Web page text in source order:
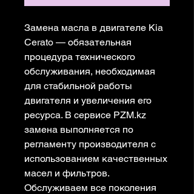
Замена масла в двигателе Kia
Cerato — обязательная
процедура технического
обслуживания, необходимая
для стабильной работы
двигателя и увеличения его
ресурса. В сервисе PZM.kz
замена выполняется по
регламенту производителя с
использованием качественных
масел и фильтров.
Обслуживаем все поколения